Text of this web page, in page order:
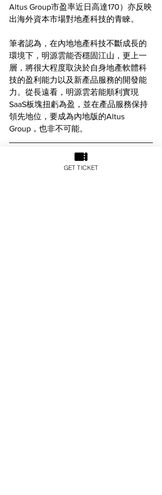
Altus Group市盈率近日高達170）亦反映
出海外資本市場對地產科技的青睞。
筆者認為，在內地地產科技不斷成長的
環境下，明源雲能否穩固江山，更上一
層，將很大程度取決於自身地產軟體科
技的盈利能力以及新產品服務的開發能
力。從長遠看，明源雲若能順利實現
SaaS板塊扭虧為盈，並在產品服務保持
領先地位，要成為內地版的Altus
Group，也非不可能。
Leo Lo 盧銘恩
GET TICKET